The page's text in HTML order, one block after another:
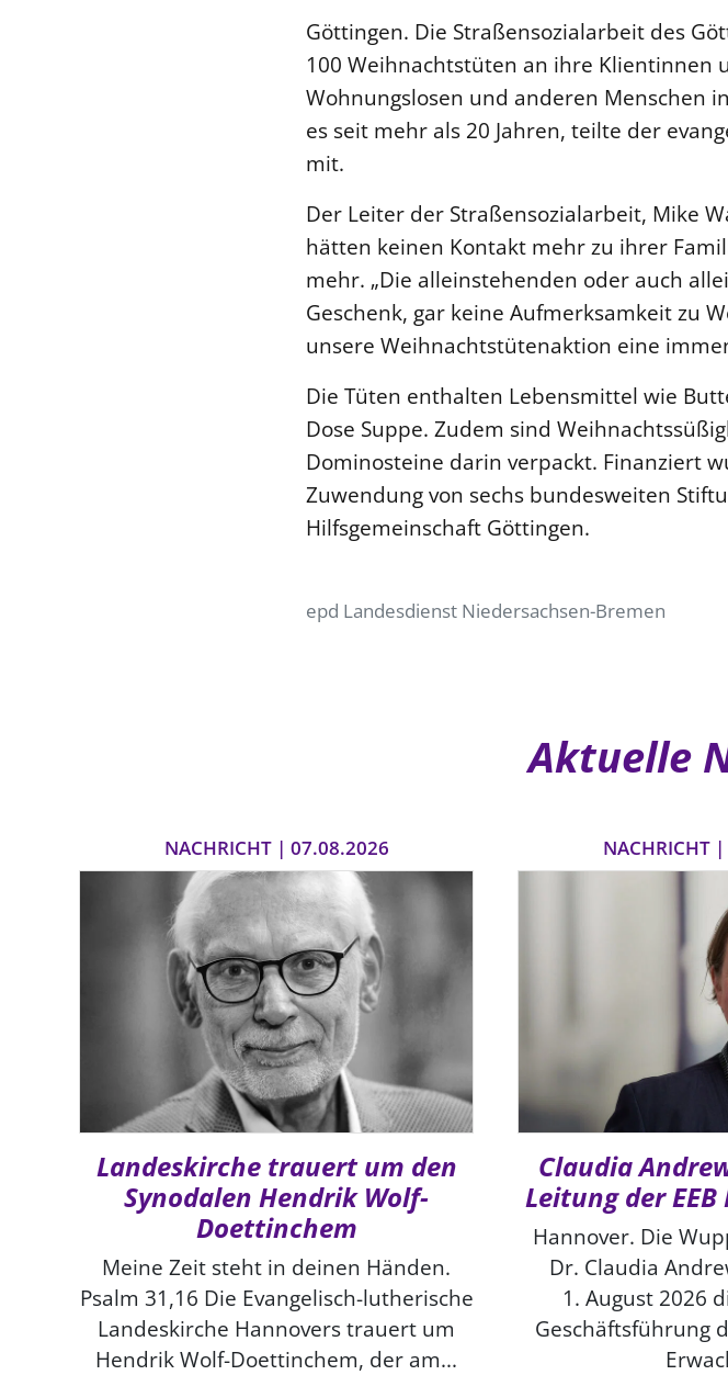
Göttingen. Die Straßensozialarbeit des
100 Weihnachtstüten an ihre Klientinnen
Wohnungslosen und anderen Menschen
es seit mehr als 20 Jahren, teilte der
mit.
Der Leiter der Straßensozialarbeit, Mike
hätten keinen Kontakt mehr zu ihrer
mehr. „Die alleinstehenden oder auch
Geschenk, gar keine Aufmerksamkeit zu
unsere Weihnachtstütenaktion eine
Die Tüten enthalten Lebensmittel wie
Dose Suppe. Zudem sind
Dominosteine darin verpackt. Finanziert
Zuwendung von sechs bundesweiten
Hilfsgemeinschaft Göttingen.
epd Landesdienst Niedersachsen-Bremen
Aktuelle
NACHRICHT | 07.08.2026
Landeskirche trauert um den
Synodalen Hendrik Wolf-
Doettinchem
Meine Zeit steht in deinen Händen.
Psalm 31,16 Die Evangelisch-lutherische
Landeskirche Hannovers trauert um
Hendrik Wolf-Doettinchem, der am...
NACHRICHT
Claudia
Leitung der
Hannover. Die
Dr. Claudia
1. August 2026
Geschäftsführung